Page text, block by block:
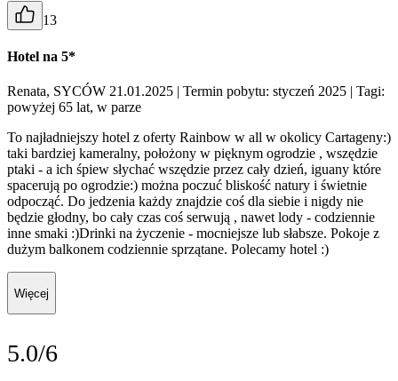
13
Hotel na 5*
Renata, SYCÓW 21.01.2025 | Termin pobytu: styczeń 2025 | Tagi:
powyżej 65 lat, w parze
To najładniejszy hotel z oferty Rainbow w all w okolicy Cartageny:)
taki bardziej kameralny, położony w pięknym ogrodzie , wszędzie
ptaki - a ich śpiew słychać wszędzie przez cały dzień, iguany które
spacerują po ogrodzie:) można poczuć bliskość natury i świetnie
odpocząć. Do jedzenia każdy znajdzie coś dla siebie i nigdy nie
będzie głodny, bo cały czas coś serwują , nawet lody - codziennie
inne smaki :)Drinki na życzenie - mocniejsze lub słabsze. Pokoje z
dużym balkonem codziennie sprzątane. Polecamy hotel :)
Więcej
5.0/6